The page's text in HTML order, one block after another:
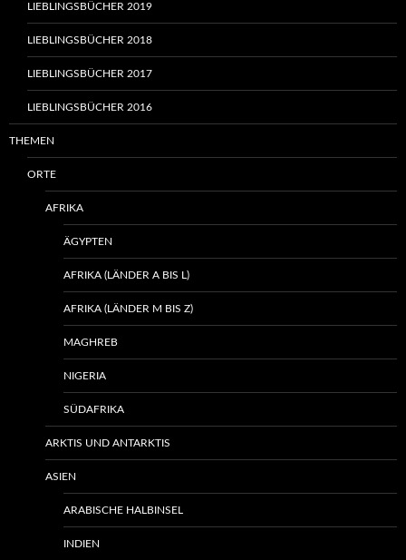
LIEBLINGSBÜCHER 2019
LIEBLINGSBÜCHER 2018
LIEBLINGSBÜCHER 2017
LIEBLINGSBÜCHER 2016
THEMEN
ORTE
AFRIKA
ÄGYPTEN
AFRIKA (LÄNDER A BIS L)
AFRIKA (LÄNDER M BIS Z)
MAGHREB
NIGERIA
SÜDAFRIKA
ARKTIS UND ANTARKTIS
ASIEN
ARABISCHE HALBINSEL
INDIEN